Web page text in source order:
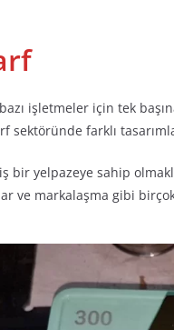
işletmeler için tek
sektöründe farklı
bir yelpazeye sahip
ve markalaşma gibi